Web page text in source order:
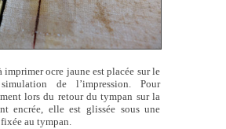
ocre jaune est placée sur le
de l’impression. Pour
lors du retour du tympan sur la
encrée, elle est glissée sous une
au tympan.